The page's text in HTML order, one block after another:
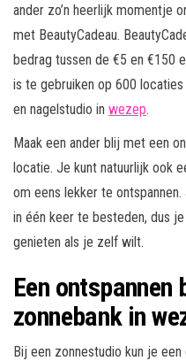
ander zo’n heerlijk momentje
met BeautyCadeau.
bedrag tussen de €5 en €150
is te gebruiken op 600
en nagelstudio in wezep.
Maak een ander blij met een
locatie. Je kunt natuurlijk ook
om eens lekker te
in één keer te besteden, dus
genieten als je zelf wilt.
Een ontspannen
zonnebank in
Bij een zonnestudio kun je